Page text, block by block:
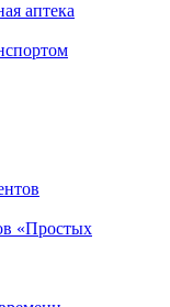
аптека
«Простых